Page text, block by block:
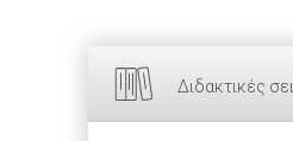
Διδακτικές